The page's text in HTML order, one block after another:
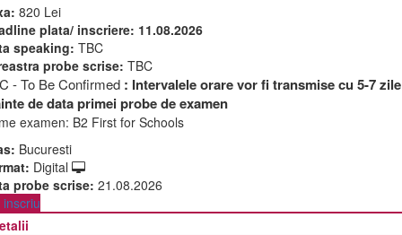
820 Lei
plata/ inscriere: 11.08.2026
speaking: TBC
probe scrise: TBC
- To Be Confirmed : Intervalele orare vor fi transmise cu 5-7 zile
de data primei probe de examen
examen: B2 First for Schools
Bucuresti
Digital
probe scrise: 21.08.2026